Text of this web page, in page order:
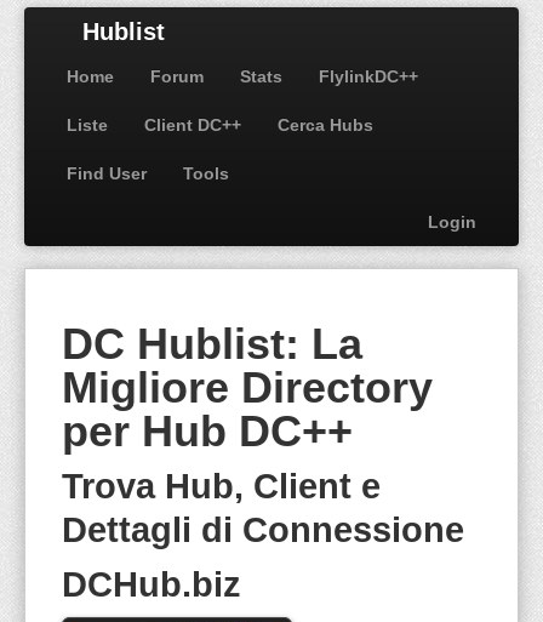
Hublist
Home Forum Stats FlylinkDC++
Liste Client DC++ Cerca Hubs
Find User Tools
Login
DC Hublist: La
Migliore Directory
per Hub DC++
Trova Hub, Client e
Dettagli di Connessione
DCHub.biz